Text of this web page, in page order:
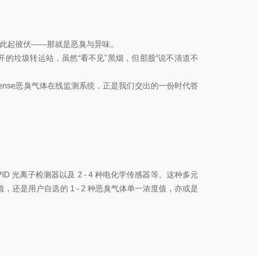
起彼伏——那就是恶臭与异味。
垃圾转运站，虽然“看不见"黑烟，但那股“说不清道不
恶臭气体在线监测系统，正是我们交出的一份时代答
光离子检测器以及 2 - 4 种电化学传感器等。这种多元
还是用户自选的 1 - 2 种恶臭气体单一浓度值，亦或是